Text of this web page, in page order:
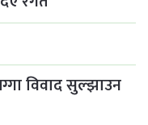
विवाद सुल्झाउन